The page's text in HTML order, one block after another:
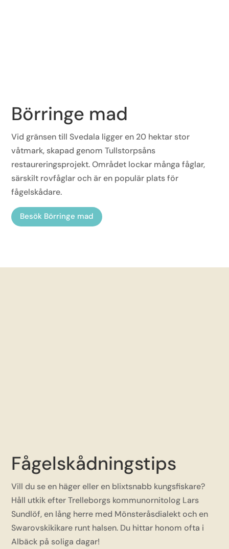
Börringe mad
Vid gränsen till Svedala ligger en 20 hektar stor
våtmark, skapad genom Tullstorpsåns
restaureringsprojekt. Området lockar många fåglar,
särskilt rovfåglar och är en populär plats för
fågelskådare.
Besök Börringe mad
Fågelskådningstips
Vill du se en häger eller en blixtsnabb kungsfiskare?
Håll utkik efter Trelleborgs kommunornitolog Lars
Sundlöf, en lång herre med Mönsteråsdialekt och en
Swarovskikikare runt halsen. Du hittar honom ofta i
Albäck på soliga dagar!